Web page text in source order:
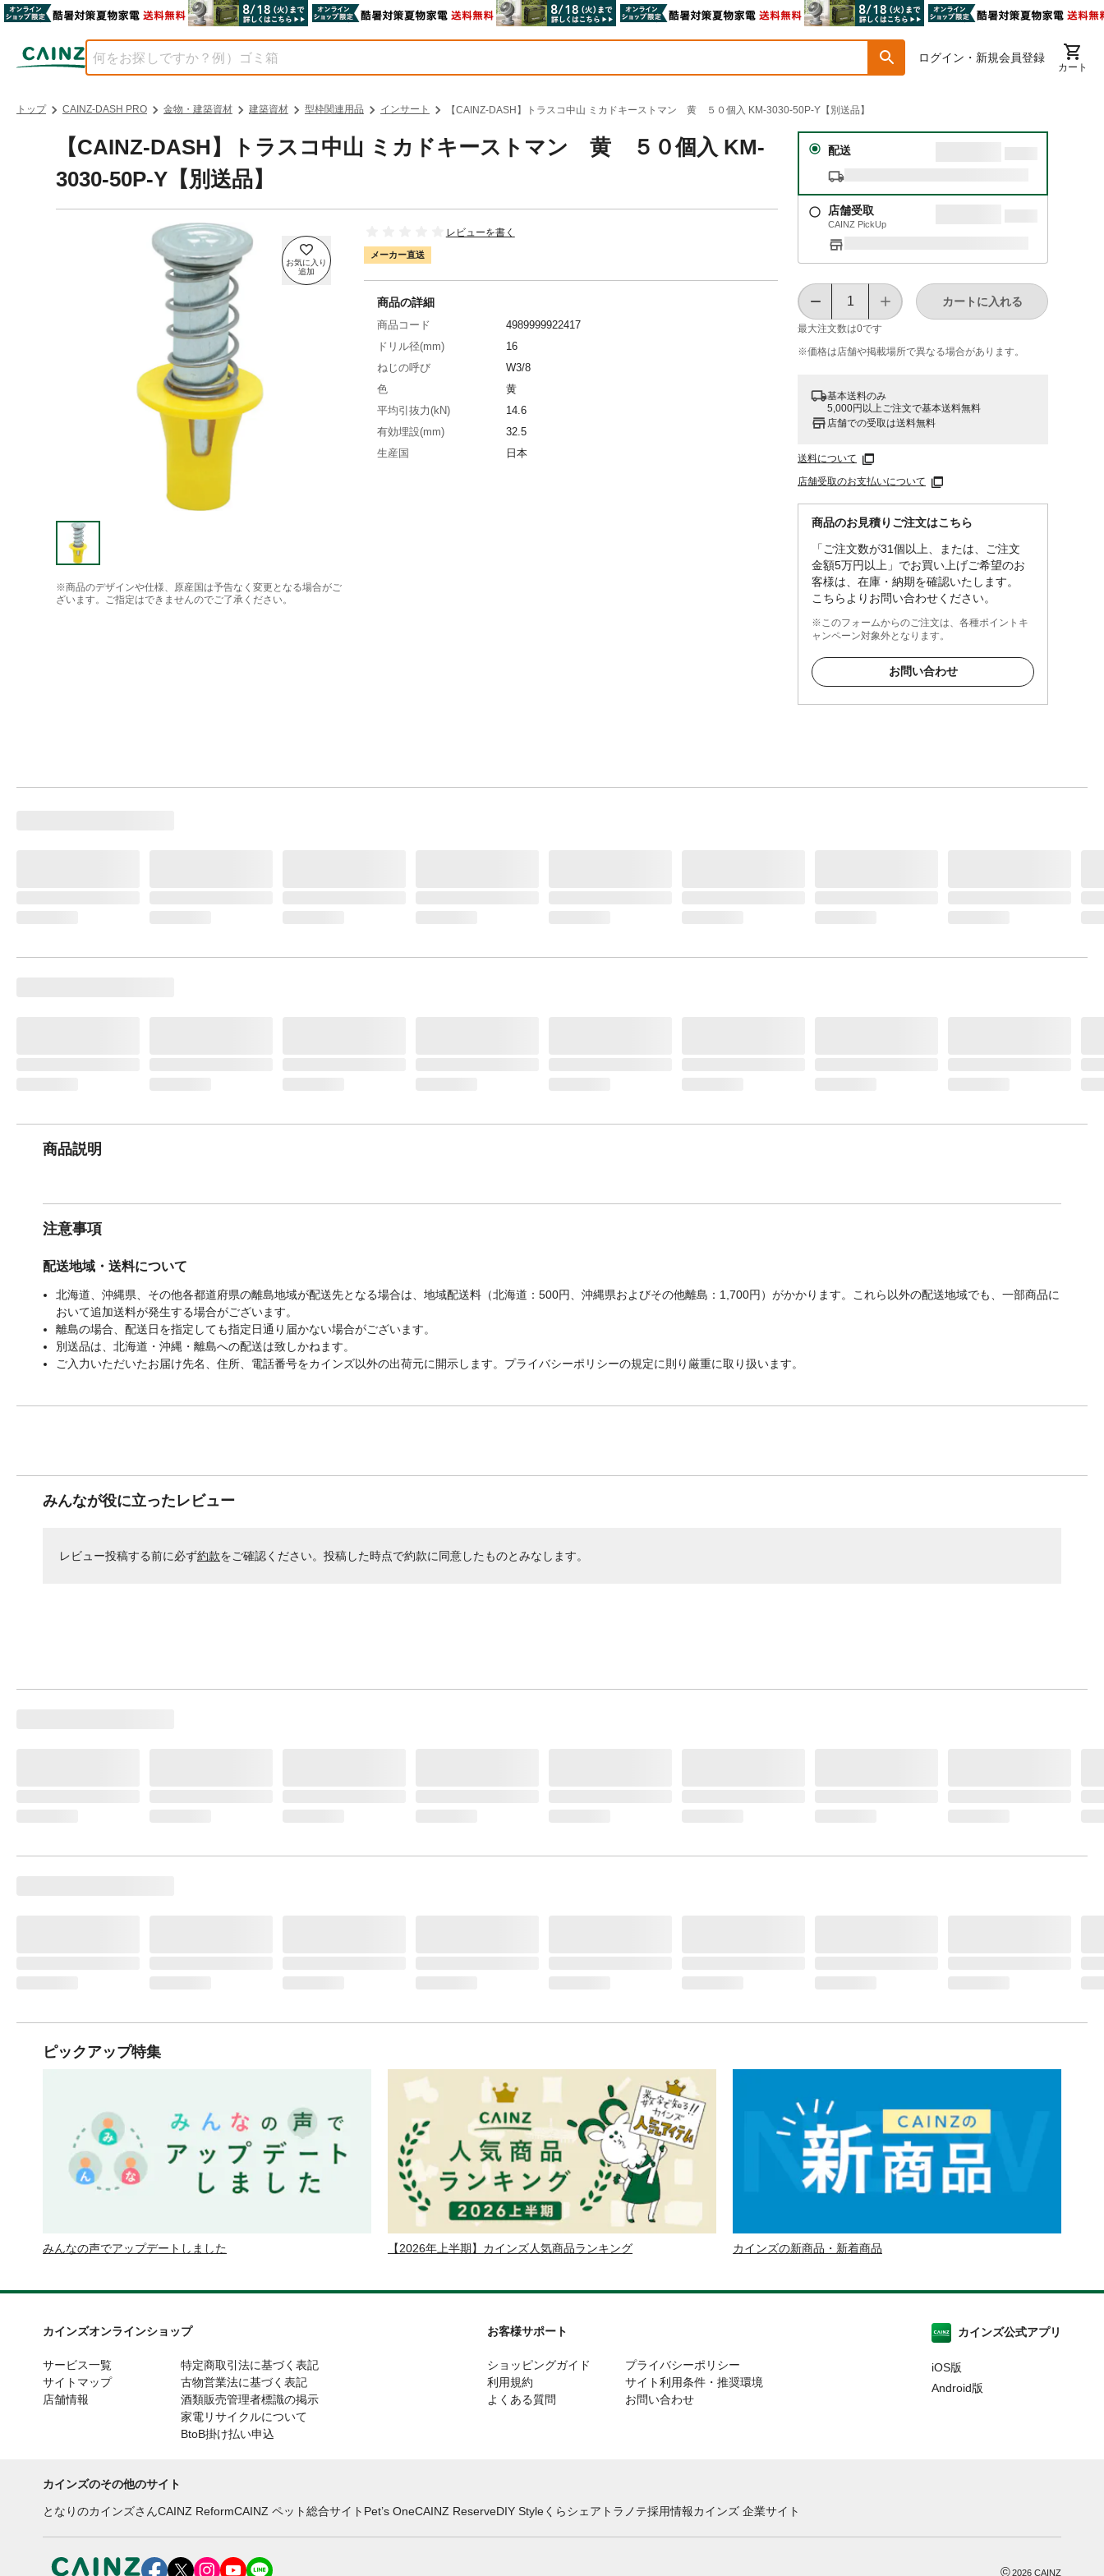
ログイン・新規会員登録
カート
トップ CAINZ-DASH PRO 金物・建築資材 建築資材 型枠関連用品 インサート 【CAINZ-DASH】トラスコ中山 ミカドキーストマン 黄 ５０個入 KM-3030-50P-Y【別送品】
【CAINZ-DASH】トラスコ中山 ミカドキーストマン 黄 ５０個入 KM-
3030-50P-Y【別送品】
※商品のデザインや仕様、原産国は予告なく変更となる場合がご
ざいます。ご指定はできませんのでご了承ください。
レビューを書く
メーカー直送
配送
店舗受取
CAINZ PickUp
最大注文数は0です
カートに入れる
※価格は​店舗や​掲載場所で​異なる​場合が​あります。
基本送料のみ
5,000円以上ご注文で基本送料無料
店舗での受取は送料無料
送料について
店舗受取のお支払いについて
商品のお見積りご注文はこちら
「ご注文数が31個以上、または、ご注文
金額5万円以上」でお買い上げご希望のお
客様は、在庫・納期を確認いたします。
こちらよりお問い合わせください。
※このフォームからのご注文は、各種ポイントキ
ャンペーン対象外となります。
お問い合わせ
商品の詳細
商品コード
4989999922417
ドリル径(mm)
16
ねじの呼び
W3/8
色
黄
平均引抜力(kN)
14.6
有効埋設(mm)
32.5
生産国
日本
商品説明
注意事項
配送地域・送料について
北海道、沖縄県、その他各都道府県の離島地域が配送先となる場合は、地域配送料（北海道：500円、沖縄県およびその他離島：1,700円）がかかります。これら以外の配送地域でも、一部商品に
おいて追加送料が発生する場合がございます。
離島の場合、配送日を指定しても指定日通り届かない場合がございます。
別送品は、北海道・沖縄・離島への配送は致しかねます。
ご入力いただいたお届け先名、住所、電話番号をカインズ以外の出荷元に開示します。プライバシーポリシーの規定に則り厳重に取り扱います。
みんなが役に立ったレビュー
レビュー投稿する前に必ず約款をご確認ください。投稿した時点で約款に同意したものとみなします。
ピックアップ特集
みんなの声でアップデートしました 【2026年上半期】カインズ人気商品ランキング カインズの新商品・新着商品
カインズオンラインショップ
サービス一覧
サイトマップ
店舗情報
特定商取引法に基づく表記
古物営業法に基づく表記
酒類販売管理者標識の掲示
家電リサイクルについて
BtoB掛け払い申込
お客様サポート
ショッピングガイド
利用規約
よくある質問
プライバシーポリシー
サイト利用条件・推奨環境
お問い合わせ
カインズ公式アプリ
iOS版
Android版
カインズのその他のサイト
となりのカインズさんCAINZ ReformCAINZ ペット総合サイト Pet’s OneCAINZ ReserveDIY Styleくらシェア トラノテ採用情報カインズ 企業サイト
©2026 CAINZ